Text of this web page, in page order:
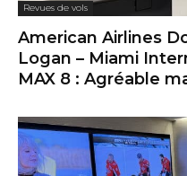
Revues de vols
American Airlines
Logan – Miami
MAX 8 : Agréable